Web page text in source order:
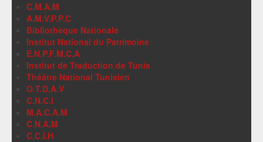
C.M.A.M
A.M.V.P.P.C
Bibliothèque Nationale
Institut National du Patrimoine
E.N.P.F.M.C.A
Institut de Traduction de Tunis
Théâtre National Tunisien
O.T.D.A.V
C.N.C.I
M.A.C.A.M
C.N.A.M
C.C.I.H